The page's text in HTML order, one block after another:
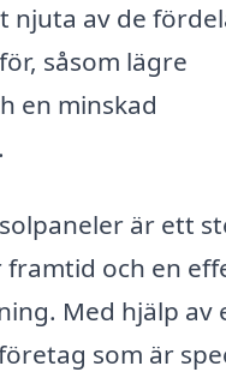
njuta av de
såsom lägre
en minskad
är ett
framtid och en
Med hjälp av
som är